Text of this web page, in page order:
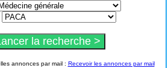
annonces par mail : Recevoir les annonces par mail